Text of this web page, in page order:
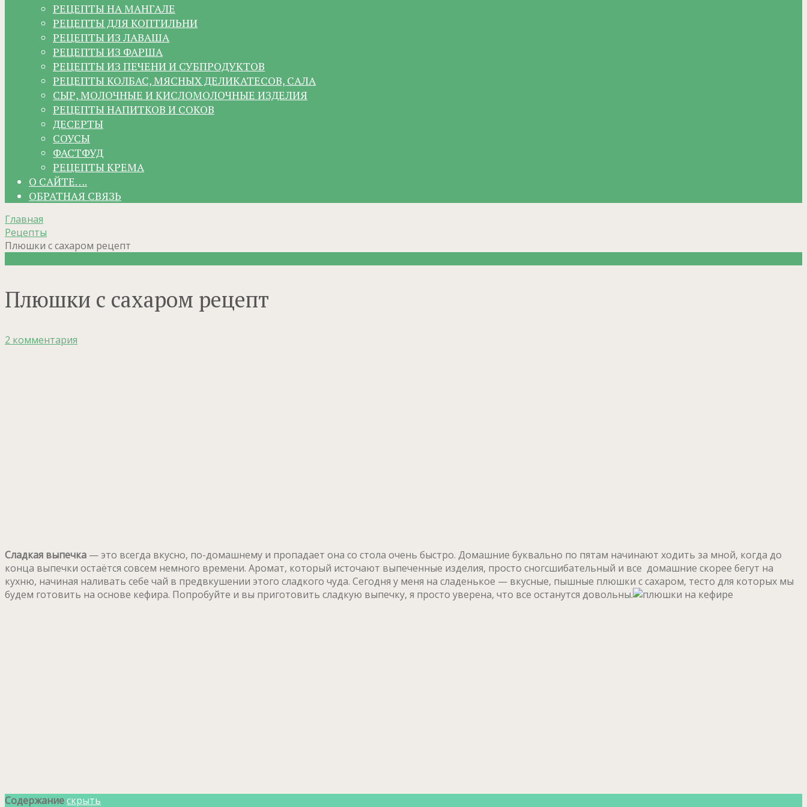
РЕЦЕПТЫ НА МАНГАЛЕ
РЕЦЕПТЫ ДЛЯ КОПТИЛЬНИ
РЕЦЕПТЫ ИЗ ЛАВАША
РЕЦЕПТЫ ИЗ ФАРША
РЕЦЕПТЫ ИЗ ПЕЧЕНИ И СУБПРОДУКТОВ
РЕЦЕПТЫ КОЛБАС, МЯСНЫХ ДЕЛИКАТЕСОВ, САЛА
СЫР, МОЛОЧНЫЕ И КИСЛОМОЛОЧНЫЕ ИЗДЕЛИЯ
РЕЦЕПТЫ НАПИТКОВ И СОКОВ
ДЕСЕРТЫ
СОУСЫ
ФАСТФУД
РЕЦЕПТЫ КРЕМА
О САЙТЕ….
ОБРАТНАЯ СВЯЗЬ
Главная
Рецепты
Плюшки с сахаром рецепт
Плюшки с сахаром рецепт
2 комментария
Сладкая выпечка — это всегда вкусно, по-домашнему и пропадает она со стола очень быстро. Домашние буквально по пятам начинают ходить за мной, когда до
конца выпечки остаётся совсем немного времени. Аромат, который источают выпеченные изделия, просто сногсшибательный и все домашние скорее бегут на
кухню, начиная наливать себе чай в предвкушении этого сладкого чуда. Сегодня у меня на сладенькое — вкусные, пышные плюшки с сахаром, тесто для которых мы
будем готовить на основе кефира. Попробуйте и вы приготовить сладкую выпечку, я просто уверена, что все останутся довольны.
Содержаниескрыть